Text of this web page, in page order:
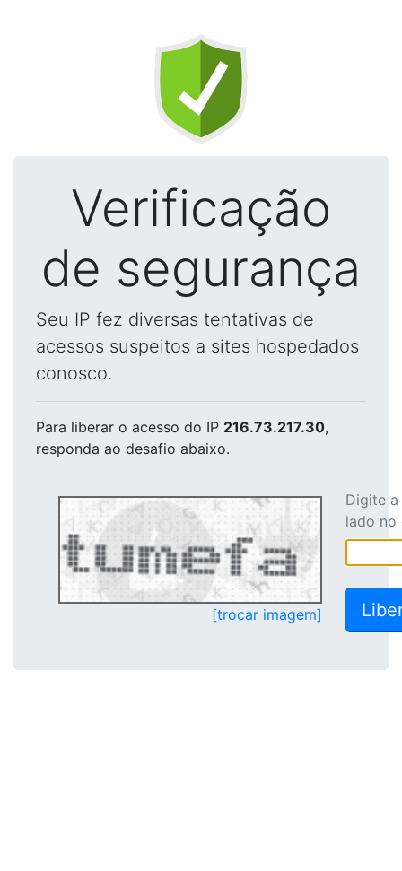
Verificação
de segurança
Seu IP fez diversas tentativas de
acessos suspeitos a sites hospedados
conosco.
Para liberar o acesso do IP 216.73.217.30,
responda ao desafio abaixo.
[trocar imagem]
Digite
lado no